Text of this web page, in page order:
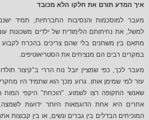
איך המדע תורם את חלקו הלא מכובד
מעבר למוסכמות והנסיבות החברתיות, תמיד
למשל, את נחיתותם הלימודית של ילדים משכונות
מתאם בין משתנים בלי שהם צריכים בהכרח
במקרים רבים הם מנציחים את הסטריאוטיפים.
מעבר לכך, כפי שמציין יובל נוח הררי ב"קיצור
עזר למי שמימן אותו. גרוע מכך הוא שתמיד היו
שאנשי התקופה רצו לשמוע. "הוכחת" היקפי המוח
אחרים היא אחת הדוגמאות היותר ידועות
המוכיחים הבדלים בין גברים ונשים, או בין קבוצות